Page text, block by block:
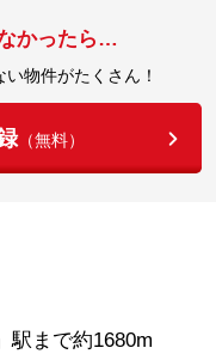
かったら…
物件がたくさん！
（無料）
駅まで約1680m